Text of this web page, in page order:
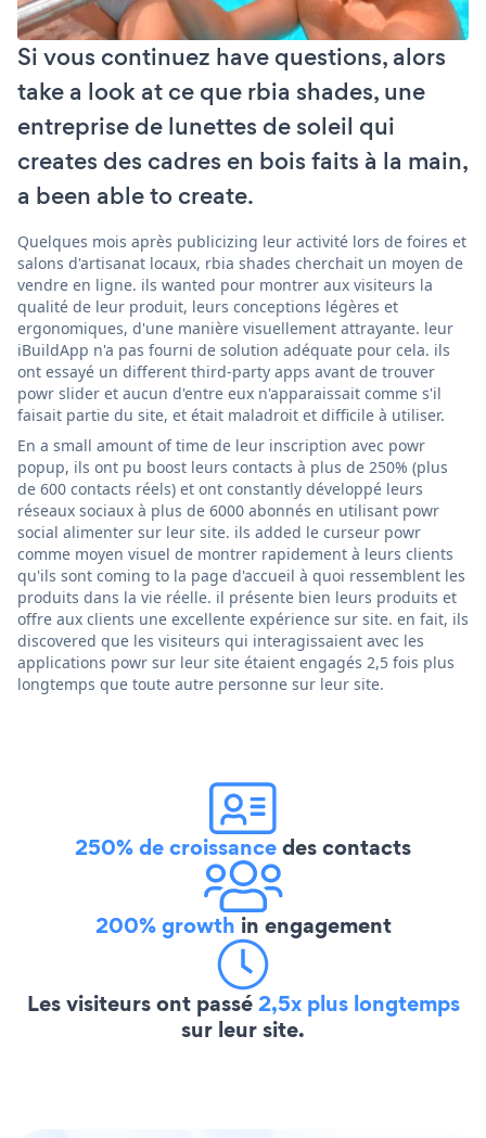
Si vous continuez have questions, alors
take a look at ce que rbia shades, une
entreprise de lunettes de soleil qui
creates des cadres en bois faits à la main,
a been able to create.
Quelques mois après publicizing leur activité lors de foires et
salons d'artisanat locaux, rbia shades cherchait un moyen de
vendre en ligne. ils wanted pour montrer aux visiteurs la
qualité de leur produit, leurs conceptions légères et
ergonomiques, d'une manière visuellement attrayante. leur
iBuildApp n'a pas fourni de solution adéquate pour cela. ils
ont essayé un different third-party apps avant de trouver
powr slider et aucun d'entre eux n'apparaissait comme s'il
faisait partie du site, et était maladroit et difficile à utiliser.
En a small amount of time de leur inscription avec powr
popup, ils ont pu boost leurs contacts à plus de 250% (plus
de 600 contacts réels) et ont constantly développé leurs
réseaux sociaux à plus de 6000 abonnés en utilisant powr
social alimenter sur leur site. ils added le curseur powr
comme moyen visuel de montrer rapidement à leurs clients
qu'ils sont coming to la page d'accueil à quoi ressemblent les
produits dans la vie réelle. il présente bien leurs produits et
offre aux clients une excellente expérience sur site. en fait, ils
discovered que les visiteurs qui interagissaient avec les
applications powr sur leur site étaient engagés 2,5 fois plus
longtemps que toute autre personne sur leur site.
250% de croissancedes contacts
200% growth in engagement
Les visiteurs ont passé2,5x plus longtemps
sur leur site.